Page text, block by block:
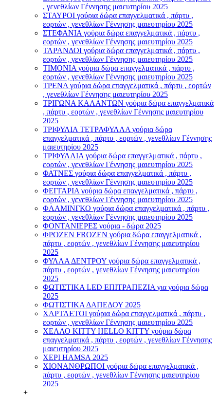
, γενεθλίων Γέννησης μαιευτηρίου 2025
ΣΤΑΥΡΟI γούρια δώρα επαγγελματικά , πάρτυ ,
εορτών , γενεθλίων Γέννησης μαιευτηρίου 2025
ΣΤΕΦΑΝΙΑ γούρια δώρα επαγγελματικά , πάρτυ ,
εορτών , γενεθλίων Γέννησης μαιευτηρίου 2025
ΤΑΡΑΝΔΟΙ γούρια δώρα επαγγελματικά , πάρτυ ,
εορτών , γενεθλίων Γέννησης μαιευτηρίου 2025
ΤΙΜΟΝΙA γούρια δώρα επαγγελματικά , πάρτυ ,
εορτών , γενεθλίων Γέννησης μαιευτηρίου 2025
ΤΡΕΝΑ γούρια δώρα επαγγελματικά , πάρτυ , εορτών
, γενεθλίων Γέννησης μαιευτηρίου 2025
ΤΡΙΓΩΝΑ ΚΑΛΑΝΤΩΝ γούρια δώρα επαγγελματικά
, πάρτυ , εορτών , γενεθλίων Γέννησης μαιευτηρίου
2025
ΤΡΙΦΥΛΙΑ ΤΕΤΡΑΦΥΛΛΑ γούρια δώρα
επαγγελματικά , πάρτυ , εορτών , γενεθλίων Γέννησης
μαιευτηρίου 2025
ΤΡΙΦΥΛΛΙΑ γούρια δώρα επαγγελματικά , πάρτυ ,
εορτών , γενεθλίων Γέννησης μαιευτηρίου 2025
ΦΑΤΝΕΣ γούρια δώρα επαγγελματικά , πάρτυ ,
εορτών , γενεθλίων Γέννησης μαιευτηρίου 2025
ΦΕΓΓΑΡΙΑ γούρια δώρα επαγγελματικά , πάρτυ ,
εορτών , γενεθλίων Γέννησης μαιευτηρίου 2025
ΦΛΑΜΙΝΓΚΟ γούρια δώρα επαγγελματικά , πάρτυ ,
εορτών , γενεθλίων Γέννησης μαιευτηρίου 2025
ΦΟΝΤΑΝΙΕΡΕΣ γούρια - δώρα 2025
ΦΡΟΖΕΝ FROZEN γούρια δώρα επαγγελματικά ,
πάρτυ , εορτών , γενεθλίων Γέννησης μαιευτηρίου
2025
ΦΥΛΛΑ ΔΕΝΤΡΟΥ γούρια δώρα επαγγελματικά ,
πάρτυ , εορτών , γενεθλίων Γέννησης μαιευτηρίου
2025
ΦΩΤΙΣΤΙΚΑ LED ΕΠΙΤΡΑΠΕΖΙΑ για γούρια δώρα
2025
ΦΩΤΙΣΤΙΚΑ ΔΑΠΕΔΟΥ 2025
ΧΑΡΤΑΕΤΟI γούρια δώρα επαγγελματικά , πάρτυ ,
εορτών , γενεθλίων Γέννησης μαιευτηρίου 2025
ΧΕΛΛΟ ΚΙΤΤΥ HELLO KITTY γούρια δώρα
επαγγελματικά , πάρτυ , εορτών , γενεθλίων Γέννησης
μαιευτηρίου 2025
ΧΕΡΙ HAMSA 2025
ΧΙΟΝΑΝΘΡΩΠΟΙ γούρια δώρα επαγγελματικά ,
πάρτυ , εορτών , γενεθλίων Γέννησης μαιευτηρίου
2025
+